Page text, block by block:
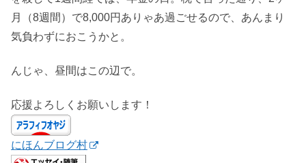
月（8週間）で8,000円ありゃあ過ごせるので、あんまり
気負わずにおこうかと。
んじゃ、昼間はこの辺で。
応援よろしくお願いします！
にほんブログ村